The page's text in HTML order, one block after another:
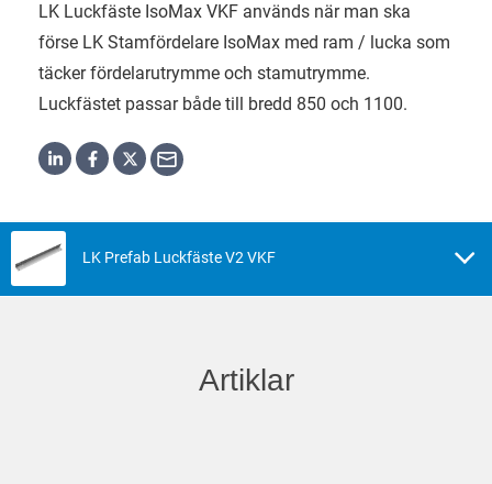
LK Luckfäste IsoMax VKF används när man ska
förse LK Stamfördelare IsoMax med ram / lucka som
täcker fördelarutrymme och stamutrymme.
Luckfästet passar både till bredd 850 och 1100.
LK Prefab Luckfäste V2 VKF
Artiklar